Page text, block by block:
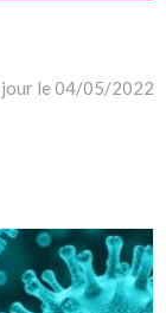
jour le 04/05/2022